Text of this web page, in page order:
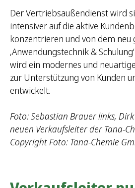
Der Vertriebsaußendienst wird
intensiver auf die aktive
konzentrieren und von dem neu
‚Anwendungstechnik &
wird ein modernes und
zur Unterstützung von Kunden
entwickelt.
Foto: Sebastian Brauer links,
neuen Verkaufsleiter der Tana-
Copyright Foto: Tana-Chemie